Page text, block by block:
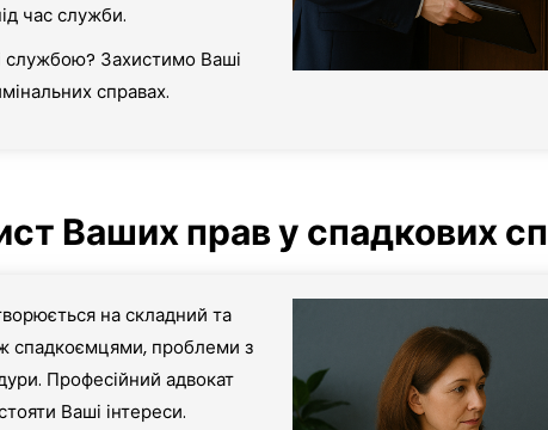
час служби.
службою? Захистимо Ваші
справах.
Ваших прав у спадкових
на складний та
спадкоємцями, проблеми з
Професійний адвокат
Ваші інтереси.